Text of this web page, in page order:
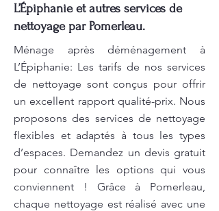
L’Épiphanie et autres services de
nettoyage par Pomerleau.
Ménage après déménagement à
L’Épiphanie: Les tarifs de nos services
de nettoyage sont conçus pour offrir
un excellent rapport qualité-prix. Nous
proposons des services de nettoyage
flexibles et adaptés à tous les types
d’espaces. Demandez un devis gratuit
pour connaître les options qui vous
conviennent ! Grâce à Pomerleau,
chaque nettoyage est réalisé avec une